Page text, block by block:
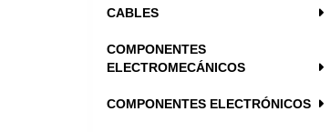
CABLES
COMPONENTES
ELECTROMECÁNICOS
COMPONENTES ELECTRÓNICOS